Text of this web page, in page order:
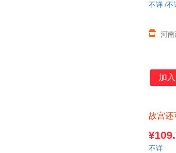
河
不详 /不
加
故宫还
不详